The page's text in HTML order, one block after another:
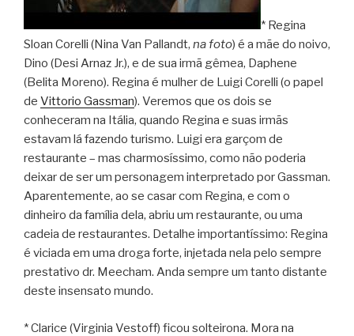
* Regina
Sloan Corelli (Nina Van Pallandt, na foto) é a mãe do noivo,
Dino (Desi Arnaz Jr.), e de sua irmã gêmea, Daphene
(Belita Moreno). Regina é mulher de Luigi Corelli (o papel
de Vittorio Gassman). Veremos que os dois se
conheceram na Itália, quando Regina e suas irmãs
estavam lá fazendo turismo. Luigi era garçom de
restaurante – mas charmosíssimo, como não poderia
deixar de ser um personagem interpretado por Gassman.
Aparentemente, ao se casar com Regina, e com o
dinheiro da família dela, abriu um restaurante, ou uma
cadeia de restaurantes. Detalhe importantíssimo: Regina
é viciada em uma droga forte, injetada nela pelo sempre
prestativo dr. Meecham. Anda sempre um tanto distante
deste insensato mundo.
* Clarice (Virginia Vestoff) ficou solteirona. Mora na